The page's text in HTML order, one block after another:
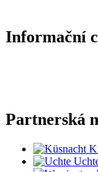
Informační
Partnerská